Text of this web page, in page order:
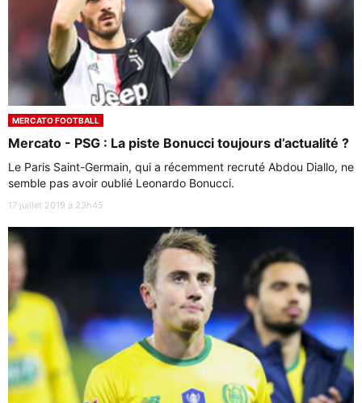
MERCATO FOOTBALL
Mercato - PSG : La piste Bonucci toujours d’actualité ?
Le Paris Saint-Germain, qui a récemment recruté Abdou Diallo, ne
semble pas avoir oublié Leonardo Bonucci.
17 juillet 2019 à 23h45